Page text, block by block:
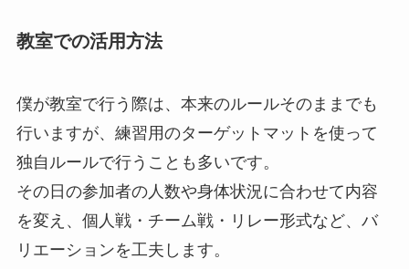
教室での活用方法
僕が教室で行う際は、本来のルールそのままでも
行いますが、練習用のターゲットマットを使って
独自ルールで行うことも多いです。
その日の参加者の人数や身体状況に合わせて内容
を変え、個人戦・チーム戦・リレー形式など、バ
リエーションを工夫します。